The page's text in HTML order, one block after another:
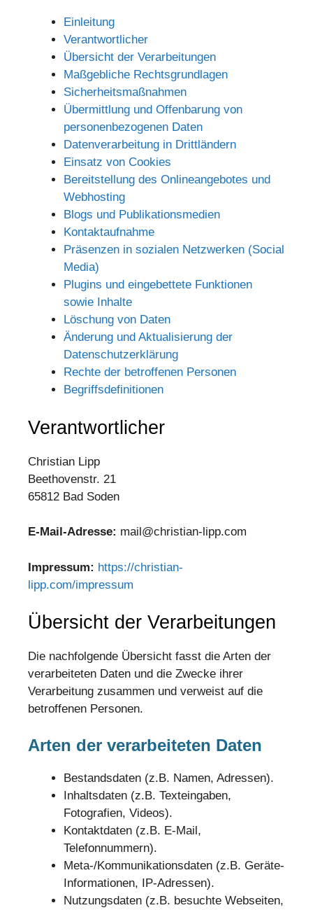
Einleitung
Verantwortlicher
Übersicht der Verarbeitungen
Maßgebliche Rechtsgrundlagen
Sicherheitsmaßnahmen
Übermittlung und Offenbarung von
personenbezogenen Daten
Datenverarbeitung in Drittländern
Einsatz von Cookies
Bereitstellung des Onlineangebotes und
Webhosting
Blogs und Publikationsmedien
Kontaktaufnahme
Präsenzen in sozialen Netzwerken (Social
Media)
Plugins und eingebettete Funktionen
sowie Inhalte
Löschung von Daten
Änderung und Aktualisierung der
Datenschutzerklärung
Rechte der betroffenen Personen
Begriffsdefinitionen
Verantwortlicher
Christian Lipp
Beethovenstr. 21
65812 Bad Soden
E-Mail-Adresse: mail@christian-lipp.com
Impressum: https://christian-
lipp.com/impressum
Übersicht der Verarbeitungen
Die nachfolgende Übersicht fasst die Arten der
verarbeiteten Daten und die Zwecke ihrer
Verarbeitung zusammen und verweist auf die
betroffenen Personen.
Arten der verarbeiteten Daten
Bestandsdaten (z.B. Namen, Adressen).
Inhaltsdaten (z.B. Texteingaben,
Fotografien, Videos).
Kontaktdaten (z.B. E-Mail,
Telefonnummern).
Meta-/Kommunikationsdaten (z.B. Geräte-
Informationen, IP-Adressen).
Nutzungsdaten (z.B. besuchte Webseiten,